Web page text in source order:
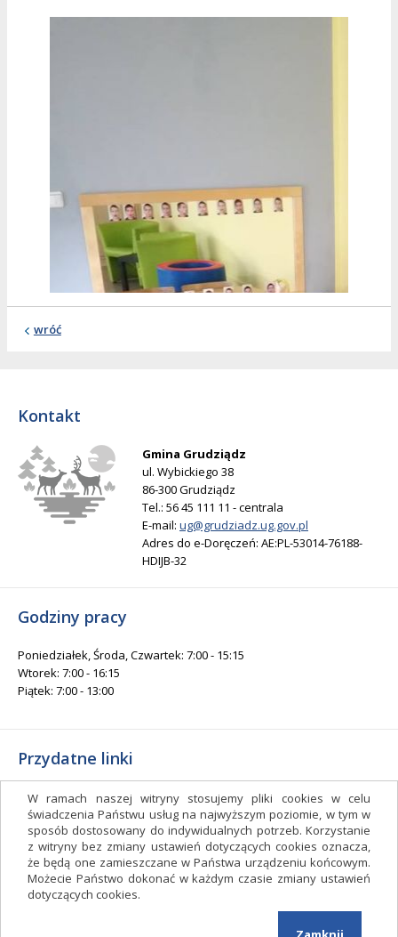
W ramach naszej witryny stosujemy pliki cookies w celu
świadczenia Państwu usług na najwyższym poziomie, w tym w
sposób dostosowany do indywidualnych potrzeb. Korzystanie
z witryny bez zmiany ustawień dotyczących cookies oznacza,
że będą one zamieszczane w Państwa urządzeniu końcowym.
Możecie Państwo dokonać w każdym czasie zmiany ustawień
dotyczących cookies.
wróć
Kontakt
Gmina Grudziądz
ul. Wybickiego 38
86-300 Grudziądz
Tel.: 56 45 111 11 - centrala
E-mail: ug@grudziadz.ug.gov.pl
Adres do e-Doręczeń: AE:PL-53014-76188-
HDIJB-32
Godziny pracy
Poniedziałek, Środa, Czwartek: 7:00 - 15:15
Wtorek: 7:00 - 16:15
Piątek: 7:00 - 13:00
Przydatne linki
Gminny Ośrodek Kultury i Sportu
Gminna Biblioteka Publiczna
facebook.com/gminagrudziadz
Deklaracja dostępności
Facebook